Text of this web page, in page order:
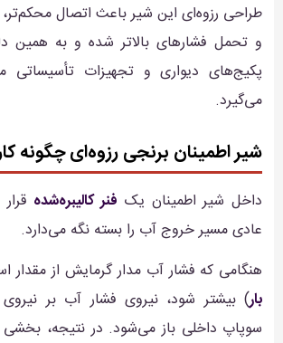
طراحی رزوه‌ای این شیر باعث اتصال
و تحمل فشارهای بالاتر شده و به همین
پکیج‌های دیواری و تجهیزات تأسیساتی
می‌گیرد.
شیر اطمینان برنجی رزوه‌ای چگونه
داخل شیر اطمینان یک فنر کالیبره‌شده
عادی مسیر خروج آب را بسته نگه می‌دارد.
هنگامی که فشار آب مدار گرمایش از مقدار
بار) بیشتر شود، نیروی فشار آب بر نیروی
سوپاپ داخلی باز می‌شود. در نتیجه، بخشی